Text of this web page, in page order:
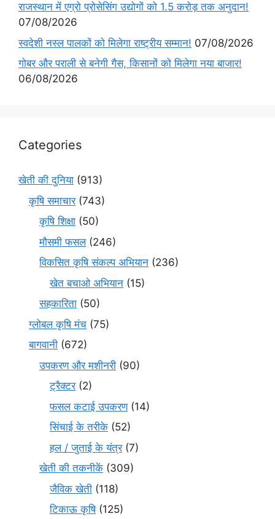
राजस्थान में एग्रो प्रोसेसिंग उद्योगों को 1.5 करोड़ तक अनुदान!
07/08/2026
स्वदेशी नस्ल पालकों को मिलेगा राष्ट्रीय सम्मान! 07/08/2026
गोबर और पराली से बनेगी गैस, किसानों को मिलेगा नया बाजार!
06/08/2026
Categories
खेती की दुनिया (913)
कृषि समाचार(743)
कृषि शिक्षा (50)
मौसमी फसल(246)
विकसित कृषि संकल्प अभियान (236)
खेत बचाओ अभियान (15)
सहकारिता (50)
ग्लोबल कृषि मंच (75)
बागवानी (672)
उपकरण और मशीनरी (90)
ट्रैक्टर(2)
फसल कटाई उपकरण(14)
सिंचाई के तरीके (52)
हल / जुताई के यंत्र(7)
खेती की तकनीकें (309)
जैविक खेती (118)
टिकाऊ कृषि(125)